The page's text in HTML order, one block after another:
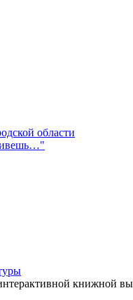
области
книжной